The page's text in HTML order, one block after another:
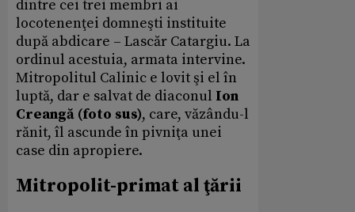
dintre cei trei membri ai
locotenenţei domneşti instituite
după abdicare – Lascăr Catargiu. La
ordinul acestuia, armata intervine.
Mitropolitul Calinic e lovit şi el în
luptă, dar e salvat de diaconul Ion
Creangă (foto sus), care, văzându-l
rănit, îl ascunde în pivniţa unei
case din apropiere.
Mitropolit-primat al ţării